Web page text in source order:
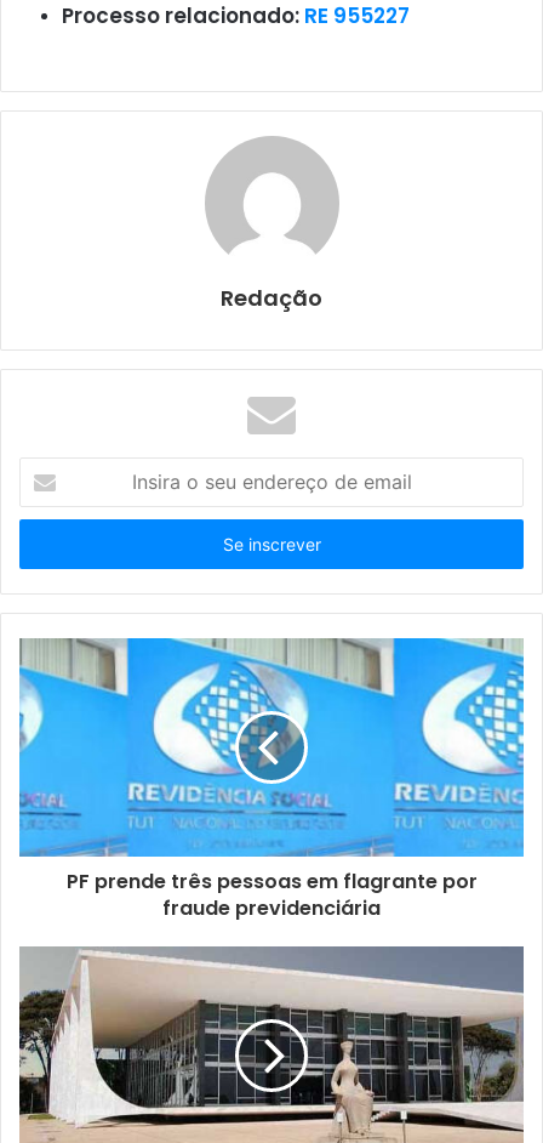
Processo relacionado: RE 955227
Redação
s
r
a
e
u
e
n
e
r
e
e
m
a
i
l
PF prende três pessoas em flagrante por
fraude previdenciária